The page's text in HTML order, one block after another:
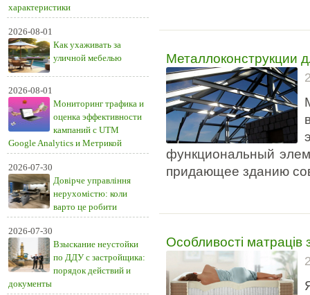
характеристики
2026-08-01
Как ухаживать за
уличной мебелью
2026-08-01
Мониторинг трафика и
оценка эффективности
кампаний с UTM
Google Analytics и Метрикой
2026-07-30
Довірче управління
нерухомістю: коли
варто це робити
2026-07-30
Взыскание неустойки
по ДДУ с застройщика:
порядок действий и
документы
Металлоконструкции
функциональный
придающее зданию
Особливості